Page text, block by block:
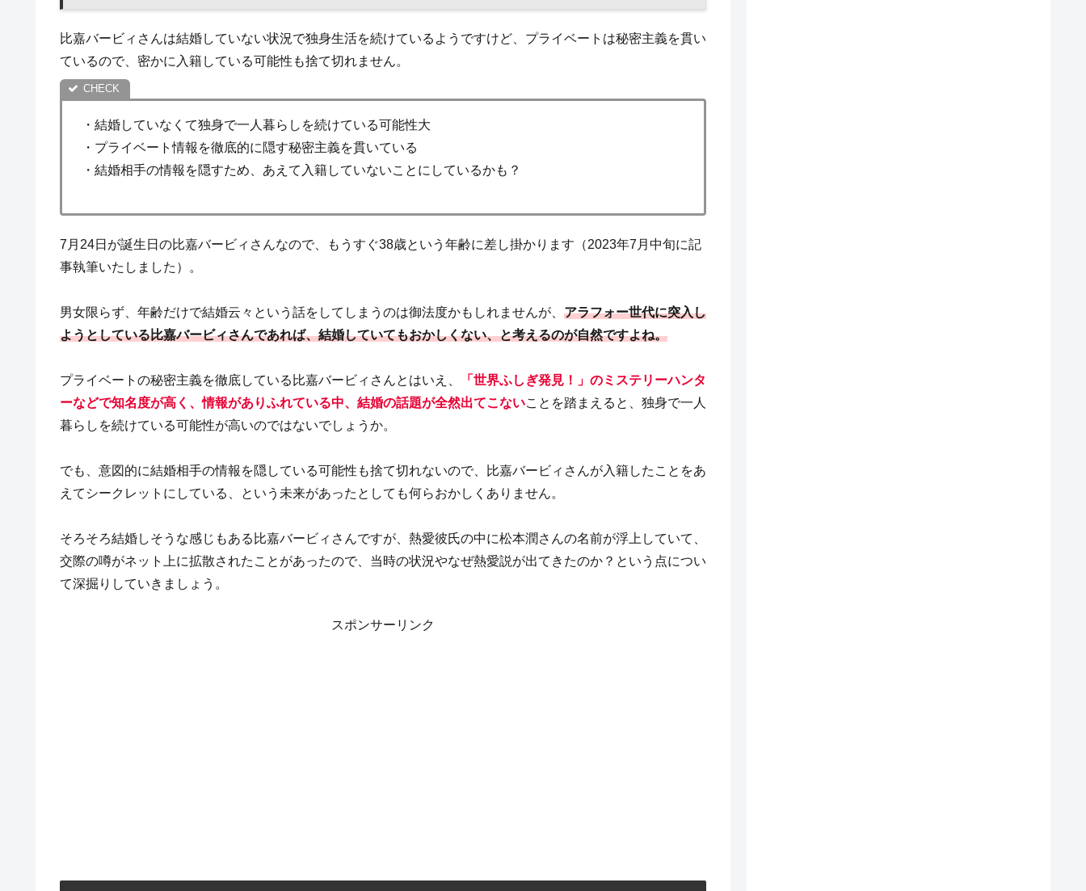
比嘉バービィさんは結婚していない状況で独身生活を続けているようですけど、プライベートは秘密主義を貫い
ているので、密かに入籍している可能性も捨て切れません。
・結婚していなくて独身で一人暮らしを続けている可能性大
・プライベート情報を徹底的に隠す秘密主義を貫いている
・結婚相手の情報を隠すため、あえて入籍していないことにしているかも？
7月24日が誕生日の比嘉バービィさんなので、もうすぐ38歳という年齢に差し掛かります（2023年7月中旬に記
事執筆いたしました）。
男女限らず、年齢だけで結婚云々という話をしてしまうのは御法度かもしれませんが、 アラフォー世代に突入し
ようとしている比嘉バービィさんであれば、結婚していてもおかしくない、と考えるのが自然ですよね。
プライベートの秘密主義を徹底している比嘉バービィさんとはいえ、
「世界ふしぎ発見！」のミステリーハンタ
ーなどで知名度が高く、情報がありふれている中、結婚の話題が全然出てこないことを踏まえると、独身で一人
暮らしを続けている可能性が高いのではないでしょうか。
でも、意図的に結婚相手の情報を隠している可能性も捨て切れないので、比嘉バービィさんが入籍したことをあ
えてシークレットにしている、という未来があったとしても何らおかしくありません。
そろそろ結婚しそうな感じもある比嘉バービィさんですが、熱愛彼氏の中に松本潤さんの名前が浮上していて、
交際の噂がネット上に拡散されたことがあったので、当時の状況やなぜ熱愛説が出てきたのか？という点につい
て深掘りしていきましょう。
スポンサーリンク